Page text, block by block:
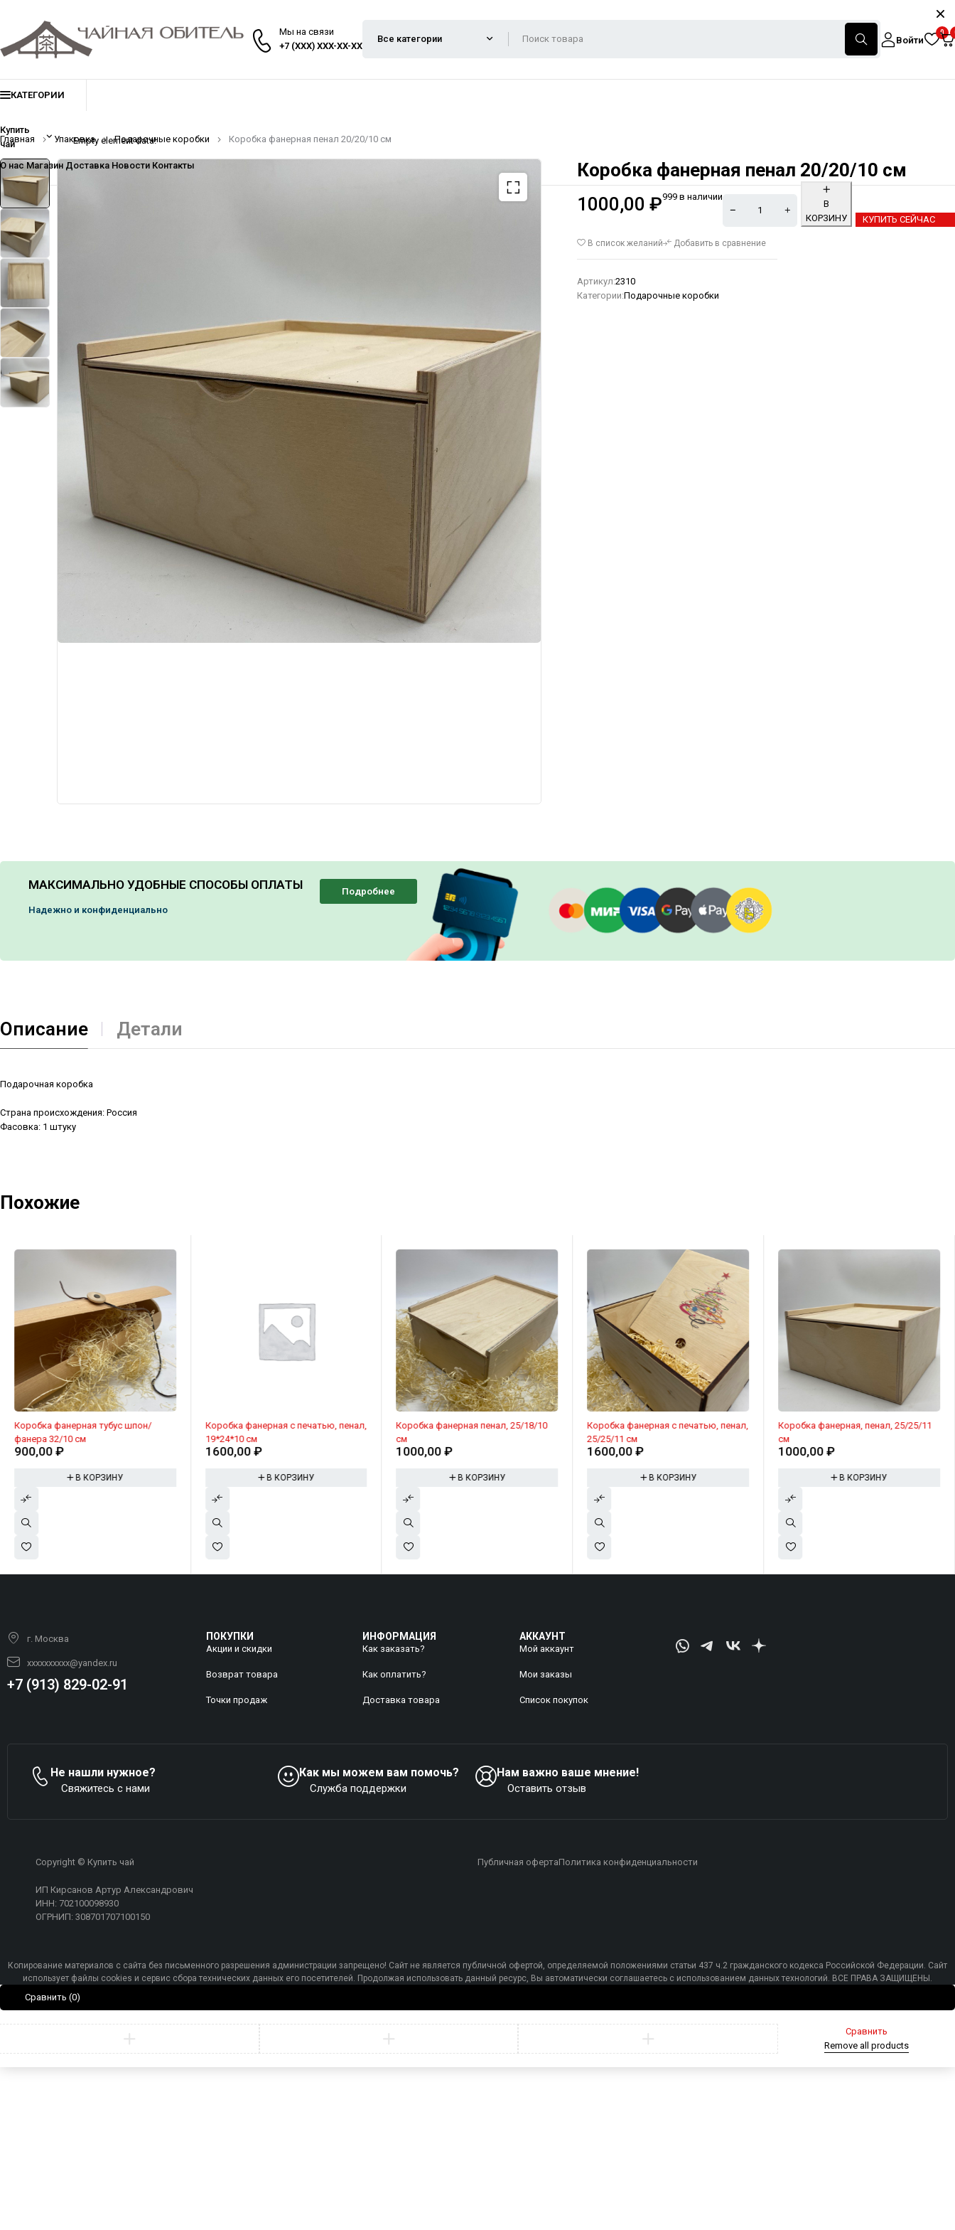
Мы на связи
+7 (XXX) XXX-XX-XX
Войти
0
КАТЕГОРИИ
Купить
чай
Empty element data!
О нас Магазин Доставка Новости Контакты
Главная Упаковка Подарочные коробки Коробка фанерная пенал 20/20/10 см
Коробка фанерная пенал 20/20/10 см
1000,00 ₽999 в наличии
В
КОРЗИНУ
КУПИТЬ СЕЙЧАС
В список желаний Добавить в сравнение
Артикул:2310
Категории:Подарочные коробки
МАКСИМАЛЬНО УДОБНЫЕ СПОСОБЫ ОПЛАТЫ
Надежно и конфиденциально
Подробнее
Описание Детали
Подарочная коробка
Страна происхождения: Россия
Фасовка: 1 штуку
Похожие
Коробка фанерная тубус шпон/
фанера 32/10 см
900,00 ₽
В КОРЗИНУ
Коробка фанерная с печатью, пенал,
19*24*10 см
1600,00 ₽
В КОРЗИНУ
Коробка фанерная пенал, 25/18/10
см
1000,00₽
В КОРЗИНУ
Коробка фанерная с печатью, пенал,
25/25/11 см
1600,00₽
В КОРЗИНУ
Коробка фанерная, пенал, 25/25/11
см
1000,00₽
В КОРЗИНУ
г. Москва
xxxxxxxxxx@yandex.ru
+7 (913) 829-02-91
ПОКУПКИ
Акции и скидки
Возврат товара
Точки продаж
ИНФОРМАЦИЯ
Как заказать?
Как оплатить?
Доставка товара
АККАУНТ
Мой аккаунт
Mои заказы
Список покупок
Не нашли нужное?
Свяжитесь с нами
Как мы можем вам помочь?
Служба поддержки
Нам важно ваше мнение!
Оставить отзыв
Copyright © Купить чай
ИП Кирсанов Артур Александрович
ИНН: 702100098930
ОГРНИП: 308701707100150
Публичная офертаПолитика конфиденциальности
Копирование материалов с сайта без письменного разрешения администрации запрещено! Сайт не является публичной офертой, определяемой положениями статьи 437 ч.2 гражданского кодекса Российской Федерации. Сайт
использует файлы cookies и сервис сбора технических данных его посетителей. Продолжая использовать данный ресурс, Вы автоматически соглашаетесь с использованием данных технологий. ВСЕ ПРАВА ЗАЩИЩЕНЫ.
Сравнить (0)
Сравнить
Remove all products